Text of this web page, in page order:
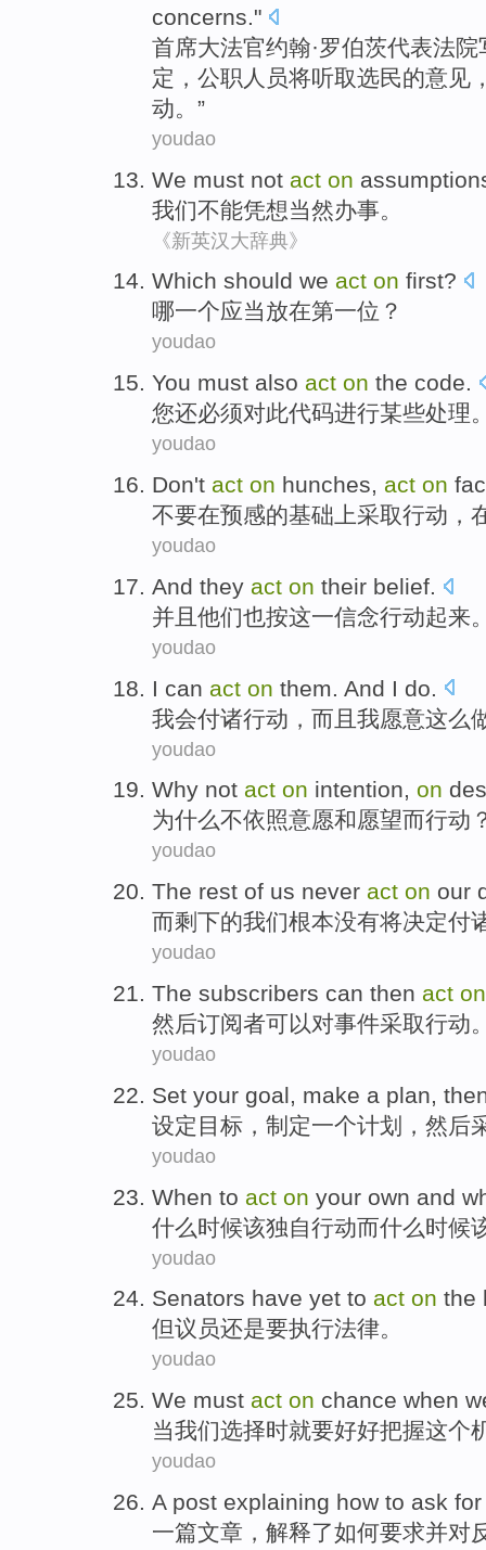
concerns."
首席大法官约翰·罗伯茨代表法院
定 ， 公职 人员将听取选民的意见
动。”
youdao
We must not act on
我们不能凭想当然办事。
《新英汉大辞典》
Which should we act on first?
哪一个应当放在第一位 ？
youdao
You must also act on the code.
您还必须对此代码进行某些处理
youdao
Don't act on hunches, act on
不要在预感的基础上采取行动 ，
youdao
And they act on their belief.
并且 他们也按这一信念行动起来
youdao
I can act on them. And I do
我会付诸行动， 而且 我愿意这么
youdao
Why not act on intention, on
为什么不依照意愿和愿望而行动
youdao
The rest of us never act on our
而剩下的我们根本没有将决定付
youdao
The subscribers can then act on
然后订阅者可以对事件采取行动
youdao
Set your goal, make a plan,
设定 目标 ， 制定一个计划 ， 然后
youdao
When to act on your own and
什么时候该独自行动而什么时候
youdao
Senators have yet to act on the
但议员还是要执行法律。
youdao
We must act on chance when
当我们选择时就要好好把握这个
youdao
A post explaining how to ask for
一篇文章 ， 解释了如何要求并对